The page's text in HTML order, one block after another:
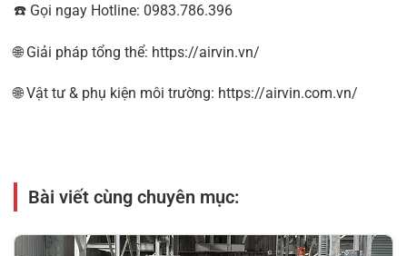
☎️ Gọi ngay Hotline: 0983.786.396
🌐 Giải pháp tổng thể: https://airvin.vn/
🌐 Vật tư & phụ kiện môi trường: https://airvin.com.vn/
Bài viết cùng chuyên mục: